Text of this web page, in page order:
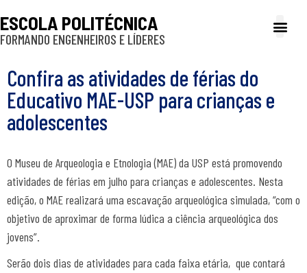
ESCOLA POLITÉCNICA
FORMANDO ENGENHEIROS E LÍDERES
Confira as atividades de férias do
Educativo MAE-USP para crianças e
adolescentes
O Museu de Arqueologia e Etnologia (MAE) da USP está promovendo
atividades de férias em julho para crianças e adolescentes. Nesta
edição, o MAE realizará uma escavação arqueológica simulada, “com o
objetivo de aproximar de forma lúdica a ciência arqueológica dos
jovens”.
Serão dois dias de atividades para cada faixa etária, que contará